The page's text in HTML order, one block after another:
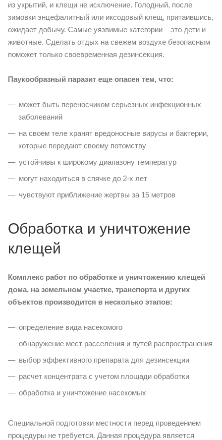
из укрытий, и клещи не исключение. Голодный, после
зимовки энцефалитный или иксодовый клещ, притаившись,
ожидает добычу. Самые уязвимые категории – это дети и
животные. Сделать отдых на свежем воздухе безопасным
поможет только своевременная дезинсекция.
Паукообразный паразит еще опасен тем, что:
может быть переносчиком серьезных инфекционных
заболеваний
на своем теле хранят вредоносные вирусы и бактерии,
которые передают своему потомству
устойчивы к широкому диапазону температур
могут находиться в спячке до 2-х лет
чувствуют приближение жертвы за 15 метров
Обработка и уничтожение
клещей
Комплекс работ по обработке и уничтожению клещей
дома, на земельном участке, транспорта и других
объектов производится в несколько этапов:
определение вида насекомого
обнаружение мест расселения и путей распространения
выбор эффективного препарата для дезинсекции
расчет концентрата с учетом площади обработки
обработка и уничтожение насекомых
Специальной подготовки местности перед проведением
процедуры не требуется. Данная процедура является